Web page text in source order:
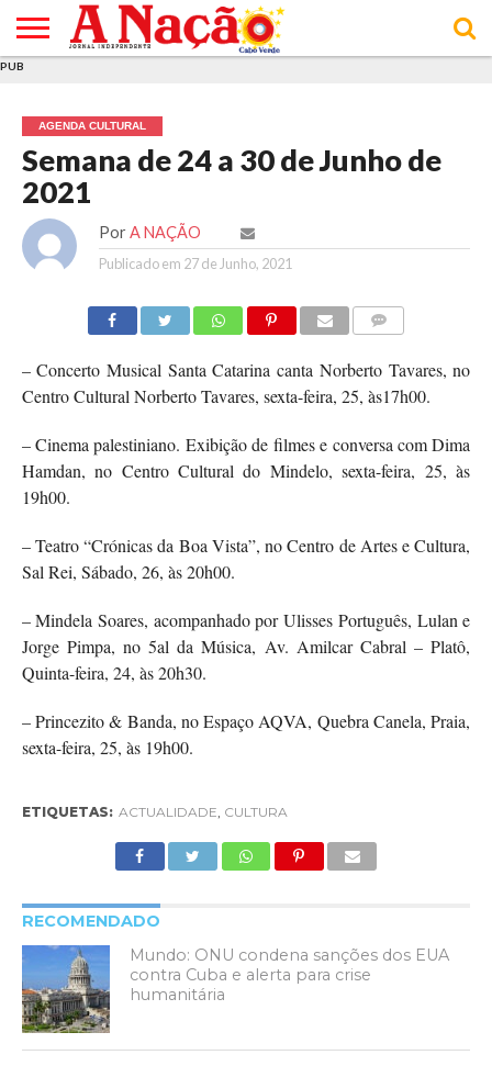
E DE
COOKIES
DE
UTILIZAÇÃO
PUB
AGENDA CULTURAL
Semana de 24 a 30 de Junho de
2021
Por A NAÇÃO
Publicado em 27 de Junho, 2021
– Concerto Musical Santa Catarina canta Norberto Tavares, no
Centro Cultural Norberto Tavares, sexta-feira, 25, às17h00.
– Cinema palestiniano. Exibição de filmes e conversa com Dima
Hamdan, no Centro Cultural do Mindelo, sexta-feira, 25, às
19h00.
– Teatro “Crónicas da Boa Vista”, no Centro de Artes e Cultura,
Sal Rei, Sábado, 26, às 20h00.
– Mindela Soares, acompanhado por Ulisses Português, Lulan e
Jorge Pimpa, no 5al da Música, Av. Amilcar Cabral – Platô,
Quinta-feira, 24, às 20h30.
– Princezito & Banda, no Espaço AQVA, Quebra Canela, Praia,
sexta-feira, 25, às 19h00.
ETIQUETAS: ACTUALIDADE, CULTURA
RECOMENDADO
Mundo: ONU condena sanções dos EUA
contra Cuba e alerta para crise
humanitária